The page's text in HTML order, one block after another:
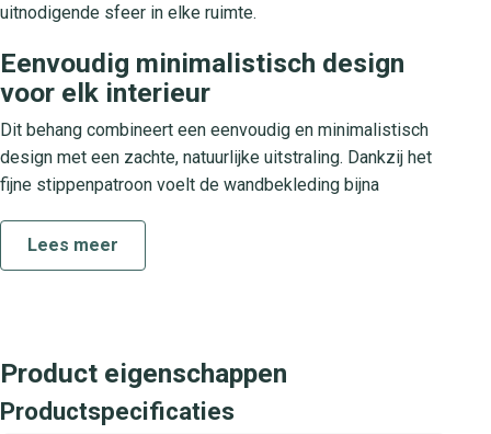
uitnodigende sfeer in elke ruimte.
Eenvoudig minimalistisch design
voor elk interieur
Dit behang combineert een eenvoudig en minimalistisch
design met een zachte, natuurlijke uitstraling. Dankzij het
fijne stippenpatroon voelt de wandbekleding bijna
interieurs. Of je nu gaat voor een luxe woonkamer, een
stijlvolle slaapkamer of een serene studeerkamer, dit
Over de Lustre collectie
De Lustre collectie staat voor verfijnde luxe en tijdloos
Lees meer
Product eigenschappen
Productspecificaties